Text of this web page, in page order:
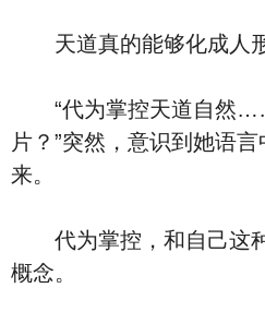
天道真的能够化成人形
“代为掌控天道自然
片？”突然，意识到她语
来。
代为掌控，和自己这
概念。